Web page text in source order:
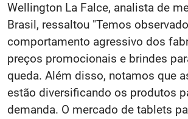
Wellington La Falce, analista de
Brasil, ressaltou "Temos
comportamento agressivo dos
preços promocionais e brindes
queda. Além disso, notamos que
estão diversificando os produtos
demanda. O mercado de tablets